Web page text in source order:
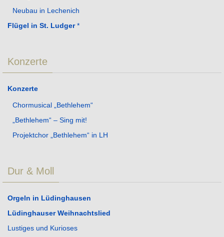
Neubau in Lechenich
Flügel in St. Ludger*
Konzerte
Konzerte
Chormusical „Bethlehem“
„Bethlehem“ – Sing mit!
Projektchor „Bethlehem“ in LH
Dur & Moll
Orgeln in Lüdinghausen
Lüdinghauser Weihnachtslied
Lustiges und Kurioses